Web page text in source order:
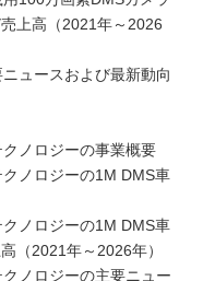
上高（2021年～2026
ュースおよび最新動向
ノロジーの事業概要
ノロジーの1M DMS車
ノロジーの1M DMS車
（2021年～2026年）
ノロジーの主要ニュー